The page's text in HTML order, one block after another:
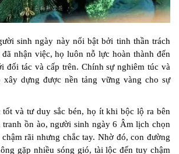
sinh ngày này nổi bật bởi tinh thần trách
nhận việc, họ luôn nỗ lực hoàn thành đến
đối tác và cấp trên. Chính sự nghiêm túc và
dựng được nền tảng vững vàng cho sự
tốt và tư duy sắc bén, họ ít khi bộc lộ ra bên
tranh ồn ào, người sinh ngày 6 Âm lịch chọn
rãi nhưng chắc tay. Nhờ đó, con đường
gặp nhiều sóng gió, tài lộc đến tuy chậm